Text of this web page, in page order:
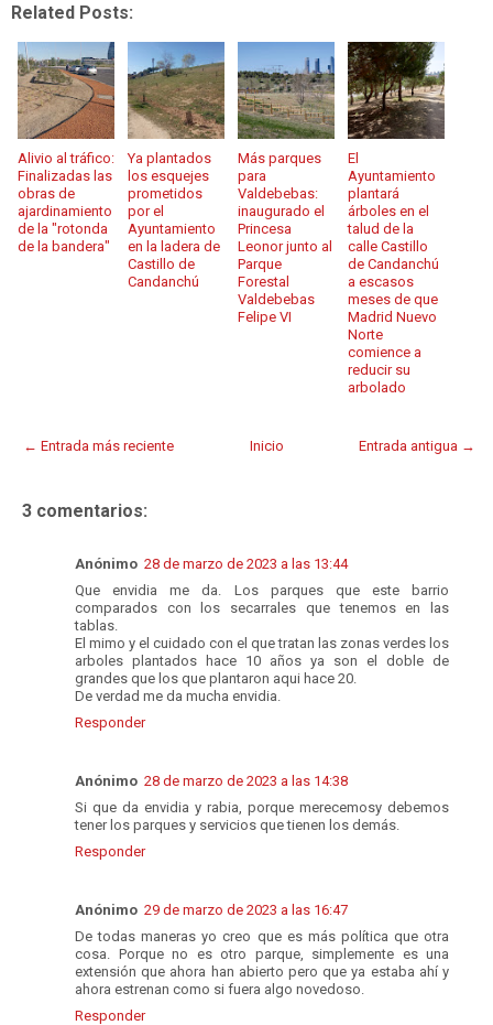
Related Posts:
Alivio al tráfico:
Finalizadas las
obras de
ajardinamiento
de la "rotonda
de la bandera"
Ya plantados
los esquejes
prometidos
por el
Ayuntamiento
en la ladera de
Castillo de
Candanchú
Más parques
para
Valdebebas:
inaugurado el
Princesa
Leonor junto al
Parque
Forestal
Valdebebas
Felipe VI
El
Ayuntamiento
plantará
árboles en el
talud de la
calle Castillo
de Candanchú
a escasos
meses de que
Madrid Nuevo
Norte
comience a
reducir su
arbolado
← Entrada más reciente Entrada antigua →
Inicio
3 comentarios:
Anónimo 28 de marzo de 2023 a las 13:44
Que envidia me da. Los parques que este barrio
comparados con los secarrales que tenemos en las
tablas.
El mimo y el cuidado con el que tratan las zonas verdes los
arboles plantados hace 10 años ya son el doble de
grandes que los que plantaron aqui hace 20.
De verdad me da mucha envidia.
Responder
Anónimo 28 de marzo de 2023 a las 14:38
Si que da envidia y rabia, porque merecemosy debemos
tener los parques y servicios que tienen los demás.
Responder
Anónimo 29 de marzo de 2023 a las 16:47
De todas maneras yo creo que es más política que otra
cosa. Porque no es otro parque, simplemente es una
extensión que ahora han abierto pero que ya estaba ahí y
ahora estrenan como si fuera algo novedoso.
Responder